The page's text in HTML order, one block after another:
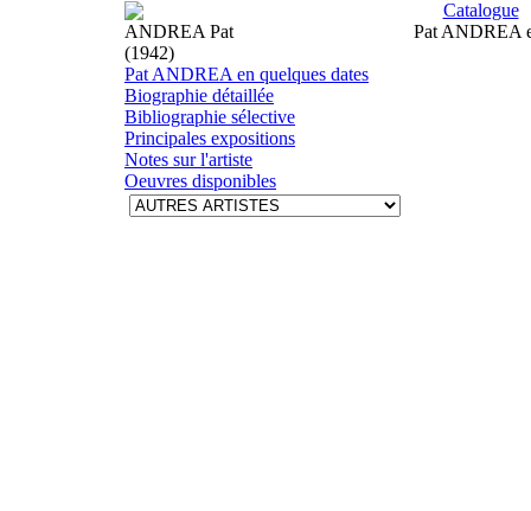
Catalogue
ANDREA Pat
(1942)
Pat ANDREA en quelques dates
Biographie détaillée
Bibliographie sélective
Principales expositions
Notes sur l'artiste
Oeuvres disponibles
Pat ANDREA